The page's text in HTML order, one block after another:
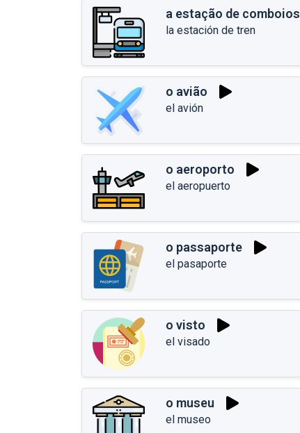
a estação de comboios
la estación de tren
o avião
el avión
o aeroporto
el aeropuerto
o passaporte
el pasaporte
o visto
el visado
o museu
el museo